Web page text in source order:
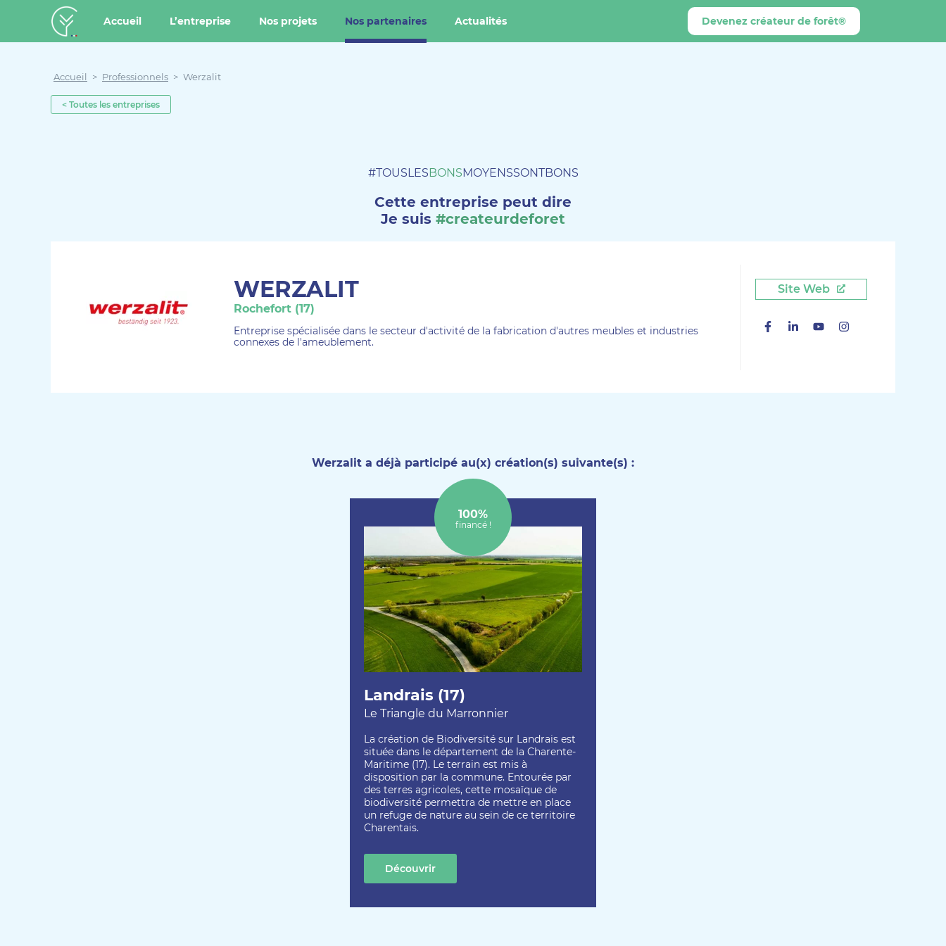
Créateur de forêt
Accueil L’entreprise Nos projets Nos partenaires Actualités Devenez créateur de forêt®
Accueil > Professionnels > Werzalit
< Toutes les entreprises
#TOUSLESBONSMOYENSSONTBONS
Cette entreprise peut dire
Je suis #createurdeforet
WERZALIT
Rochefort (17)
Entreprise spécialisée dans le secteur d'activité de la fabrication d'autres meubles et industries
connexes de l'ameublement.
Site Web
FacebookLinkedinYoutube
Werzalit a déjà participé au(x) création(s) suivante(s) :
Landrais (17)
Le Triangle du Marronnier
La création de Biodiversité sur Landrais est
située dans le département de la Charente-
Maritime (17). Le terrain est mis à
disposition par la commune. Entourée par
des terres agricoles, cette mosaïque de
biodiversité permettra de mettre en place
un refuge de nature au sein de ce territoire
Charentais.
100%
financé !
Découvrir